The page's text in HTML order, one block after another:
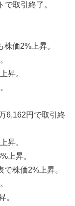
で取引終了。
価2%上昇。
昇。
6,162円で取引終
昇。
上昇。
株価2%上昇。
。